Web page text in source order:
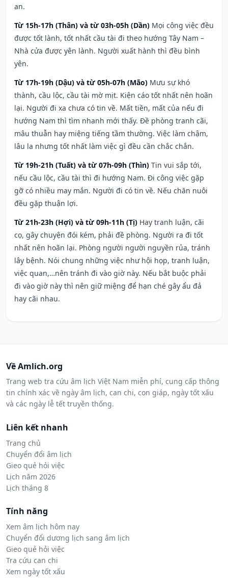
an.
Từ 15h-17h (Thân) và từ 03h-05h (Dần) Mọi công việc đều
được tốt lành, tốt nhất cầu tài đi theo hướng Tây Nam –
Nhà cửa được yên lành. Người xuất hành thì đều bình
yên.
Từ 17h-19h (Dậu) và từ 05h-07h (Mão) Mưu sự khó
thành, cầu lộc, cầu tài mờ mịt. Kiện cáo tốt nhất nên hoãn
lại. Người đi xa chưa có tin về. Mất tiền, mất của nếu đi
hướng Nam thì tìm nhanh mới thấy. Đề phòng tranh cãi,
mâu thuẫn hay miệng tiếng tầm thường. Việc làm chậm,
lâu la nhưng tốt nhất làm việc gì đều cần chắc chắn.
Từ 19h-21h (Tuất) và từ 07h-09h (Thìn) Tin vui sắp tới,
nếu cầu lộc, cầu tài thì đi hướng Nam. Đi công việc gặp
gỡ có nhiều may mắn. Người đi có tin về. Nếu chăn nuôi
đều gặp thuận lợi.
Từ 21h-23h (Hợi) và từ 09h-11h (Tị) Hay tranh luận, cãi
cọ, gây chuyện đói kém, phải đề phòng. Người ra đi tốt
nhất nên hoãn lại. Phòng người người nguyền rủa, tránh
lây bệnh. Nói chung những việc như hội họp, tranh luận,
việc quan,…nên tránh đi vào giờ này. Nếu bắt buộc phải
đi vào giờ này thì nên giữ miệng để hạn ché gây ẩu đả
hay cãi nhau.
Về Amlich.org
Trang web tra cứu âm lịch Việt Nam miễn phí, cung cấp thông
tin chính xác về ngày âm lịch, can chi, con giáp, ngày tốt xấu
và các ngày lễ tết truyền thống.
Liên kết nhanh
Trang chủ
Chuyển đổi âm lịch
Gieo quẻ hỏi việc
Lịch năm 2026
Lịch tháng 8
Tính năng
Xem âm lịch hôm nay
Chuyển đổi dương lịch sang âm lịch
Gieo quẻ hỏi việc
Tra cứu can chi
Xem ngày tốt xấu